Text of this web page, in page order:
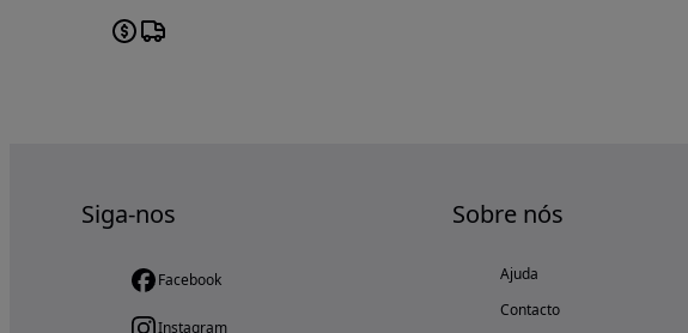
Siga-nos
Facebook
Instagram
Sobre nós
Ajuda
Contacto